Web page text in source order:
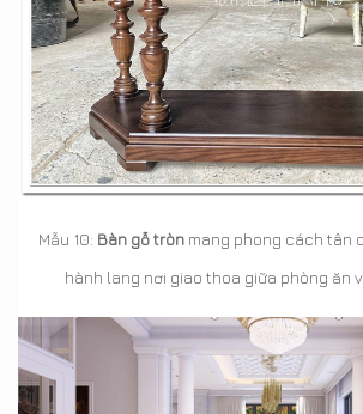
Mẫu 10: Bàn gỗ tròn mang phong cách tân
hành lang nơi giao thoa giữa phòng ăn